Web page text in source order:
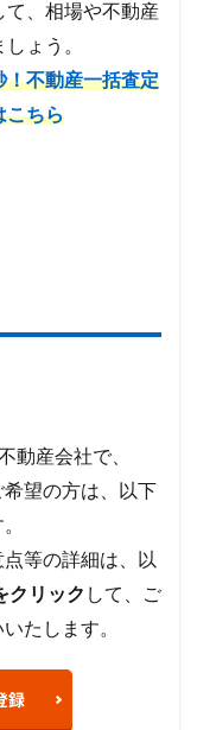
て、相場や不動産
ょう。
！不動産一括査定
こちら
動産会社で、
望の方は、以下
等の詳細は、以
クリック して、ご
たします。
録